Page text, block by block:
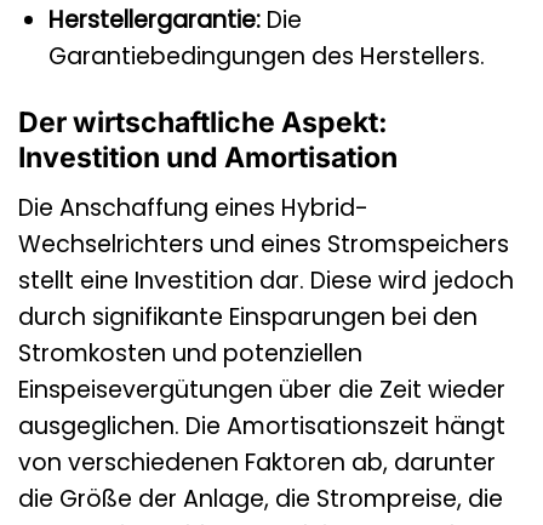
Herstellergarantie:Die
Garantiebedingungen des Herstellers.
Der wirtschaftliche Aspekt:
Investition und Amortisation
Die Anschaffung eines Hybrid-
Wechselrichters und eines Stromspeichers
stellt eine Investition dar. Diese wird jedoch
durch signifikante Einsparungen bei den
Stromkosten und potenziellen
Einspeisevergütungen über die Zeit wieder
ausgeglichen. Die Amortisationszeit hängt
von verschiedenen Faktoren ab, darunter
die Größe der Anlage, die Strompreise, die